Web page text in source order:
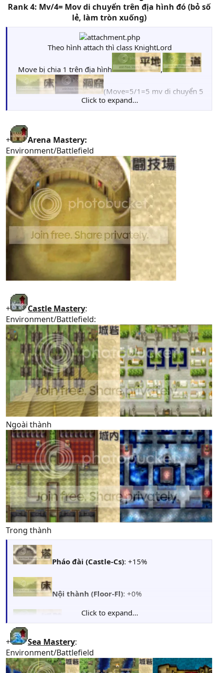
Rank 4: Mv/4= Mov di chuyển trên địa hình đó (bỏ số
lẻ, làm tròn xuống)
Theo hình attach thì class KnightLord​
Move bị chia 1 trên địa hình ,
(Move=5/1=5 mv di chuyển 5
ô)
Move bị chia 2 trên địa hình
(Move=5/2=2,5 mv di chuyển 2 ô),
Move bị chia 3 trên địa hình
(Move=5/3=1,3
mv di chuyển 1 ô), địa hình còn lại không thể đi vào
Ghi tắt:
++++++++++++++++++++
|Pl /1 |Fr /2 |W /2|
|Rd /1 |Ri /# |S /#|
|Cv /1 |Sh /2 |D /2|
|Fl /1 |Mt /# |L /3|
|Cs /2 |Eg /# |B /#|
Click to expand...
+
Arena Mastery:
Environment/Battlefield
+ Castle Mastery:
Environment/Battlefield:
Ngoài thành
Trong thành
Pháo đài (Castle-Cs): +15%
Nội thành (Floor-Fl): +0%
Tường thành (Border-B): +0%
Click to expand...
+ Sea Mastery:
Environment/Battlefield